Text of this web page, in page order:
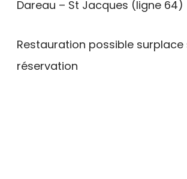
Dareau – St Jacques (ligne 64)
Restauration possible surplace
réservation